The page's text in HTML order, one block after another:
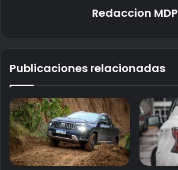
Redaccion MDP
Publicaciones relacionadas